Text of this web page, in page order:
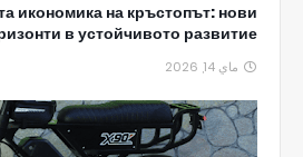
икономика на кръстопът: нови
в устойчивото развитие
ماي 14, 2026